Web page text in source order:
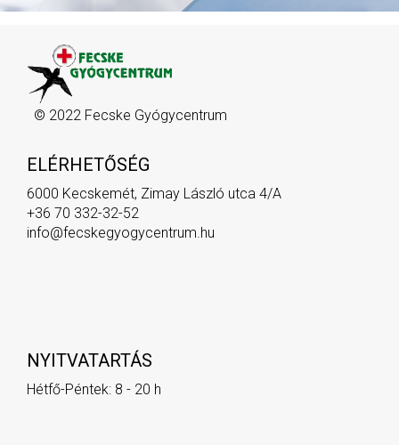
© 2022 Fecske Gyógycentrum
ELÉRHETŐSÉG
6000 Kecskemét, Zimay László utca 4/A
+36 70 332-32-52
info@fecskegyogycentrum.hu
NYITVATARTÁS
Hétfő-Péntek: 8 - 20 h